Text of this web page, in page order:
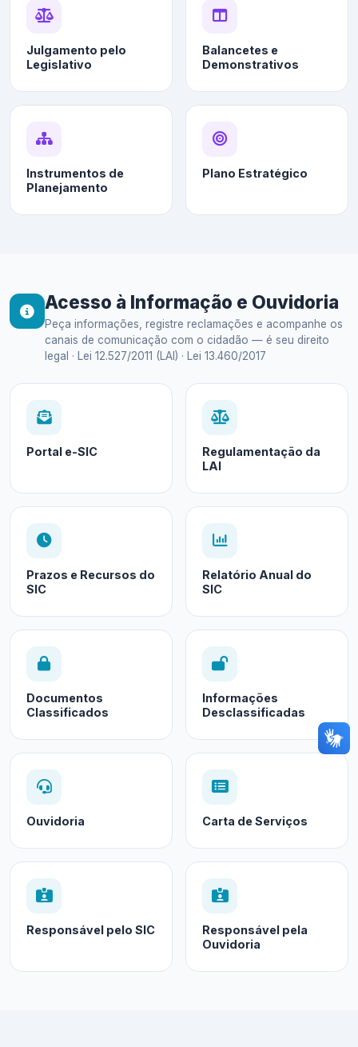
Julgamento pelo
Legislativo
Balancetes e
Demonstrativos
Instrumentos de
Planejamento
Plano Estratégico
Acesso à Informação e Ouvidoria
Peça informações, registre reclamações e acompanhe os
canais de comunicação com o cidadão — é seu direito
legal · Lei 12.527/2011 (LAI) · Lei 13.460/2017
Portal e-SIC
Regulamentação da
LAI
Prazos e Recursos do
SIC
Relatório Anual do
SIC
Documentos
Classificados
Informações
Desclassificadas
Ouvidoria Carta de Serviços
Responsável pelo SIC
Responsável pela
Ouvidoria